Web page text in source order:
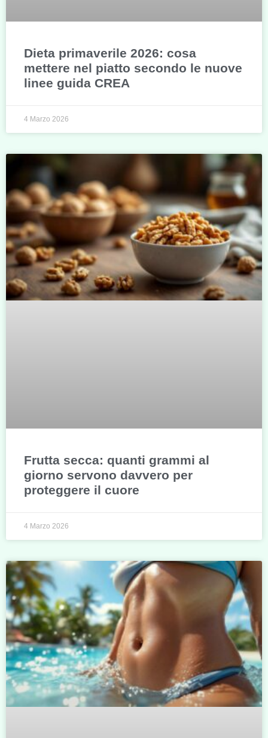
Dieta primaverile 2026: cosa
mettere nel piatto secondo le nuove
linee guida CREA
4 Marzo 2026
Frutta secca: quanti grammi al
giorno servono davvero per
proteggere il cuore
4 Marzo 2026